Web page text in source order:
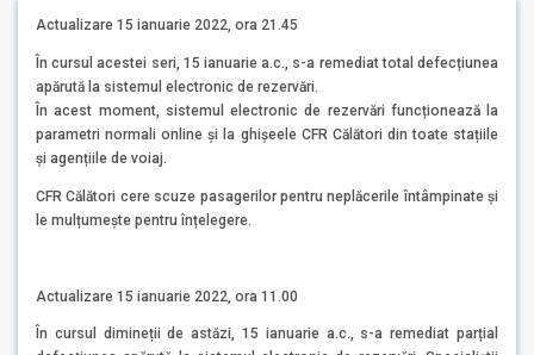
Actualizare 15 ianuarie 2022, ora 21.45
În cursul acestei seri, 15 ianuarie a.c., s-a remediat total defecțiunea
apărută la sistemul electronic de rezervări.
În acest moment, sistemul electronic de rezervări funcționează la
parametri normali online și la ghișeele CFR Călători din toate stațiile
și agențiile de voiaj.
CFR Călători cere scuze pasagerilor pentru neplăcerile întâmpinate și
le mulțumește pentru înțelegere.
Actualizare 15 ianuarie 2022, ora 11.00
În cursul dimineții de astăzi, 15 ianuarie a.c., s-a remediat parțial